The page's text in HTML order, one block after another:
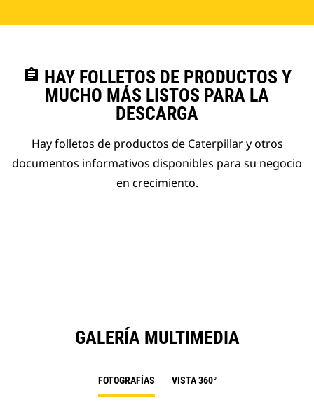
assignment HAY FOLLETOS DE PRODUCTOS Y
MUCHO MÁS LISTOS PARA LA
DESCARGA
Hay folletos de productos de Caterpillar y otros
documentos informativos disponibles para su negocio
en crecimiento.
GALERÍA MULTIMEDIA
FOTOGRAFÍAS VISTA 360°